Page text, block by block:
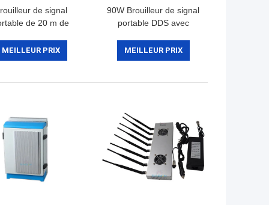
de signal
de 20 m de
mAh et 10 canaux
le WiFi GSM DCS
MEILLEUR PRIX
90W Brouilleur de signal
portable DDS avec
fonctionnement flexible
pour les forces de
MEILLEUR PRIX